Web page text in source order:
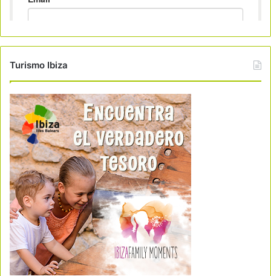
Turismo Ibiza